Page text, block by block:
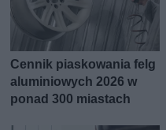
Cennik piaskowania felg
aluminiowych 2026 w
ponad 300 miastach